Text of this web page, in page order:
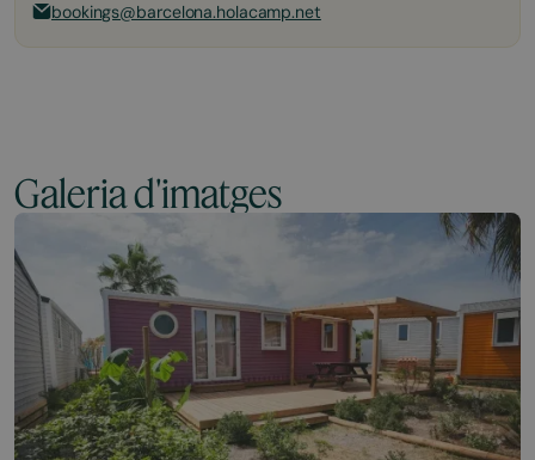
bookings@barcelona.holacamp.net
Galeria d'imatges